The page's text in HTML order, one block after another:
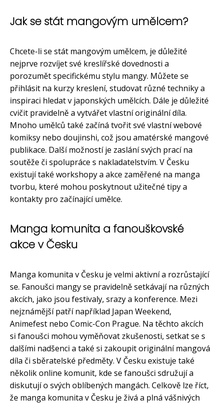
Jak se stát mangovým umělcem?
Chcete-li se stát mangovým umělcem, je důležité
nejprve rozvíjet své kreslířské dovednosti a
porozumět specifickému stylu mangy. Můžete se
přihlásit na kurzy kreslení, studovat různé techniky a
inspiraci hledat v japonských umělcích. Dále je důležité
cvičit pravidelně a vytvářet vlastní originální díla.
Mnoho umělců také začíná tvořit své vlastní webové
komiksy nebo doujinshi, což jsou amatérské mangové
publikace. Další možností je zaslání svých prací na
soutěže či spolupráce s nakladatelstvím. V Česku
existují také workshopy a akce zaměřené na manga
tvorbu, které mohou poskytnout užitečné tipy a
kontakty pro začínající umělce.
Manga komunita a fanouškovské
akce v Česku
Manga komunita v Česku je velmi aktivní a rozrůstající
se. Fanoušci mangy se pravidelně setkávají na různých
akcích, jako jsou festivaly, srazy a konference. Mezi
nejznámější patří například Japan Weekend,
Animefest nebo Comic-Con Prague. Na těchto akcích
si fanoušci mohou vyměňovat zkušenosti, setkat se s
dalšími nadšenci a také si zakoupit originální mangová
díla či sběratelské předměty. V Česku existuje také
několik online komunit, kde se fanoušci sdružují a
diskutují o svých oblíbených mangách. Celkově lze říct,
že manga komunita v Česku je živá a plná vášnivých